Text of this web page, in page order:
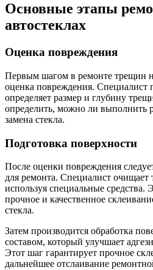
Основные этапы
автостеклах
Оценка повреждения
Первым шагом в ремонте трещин
оценка повреждения. Специалист
определяет размер и глубину
определить, можно ли выполнить
замена стекла.
Подготовка поверхности
После оценки повреждения
для ремонта. Специалист
используя специальные средства.
прочное и качественное
стекла.
Затем производится обработка
составом, который улучшает
Этот шаг гарантирует прочное
дальнейшее отслаивание